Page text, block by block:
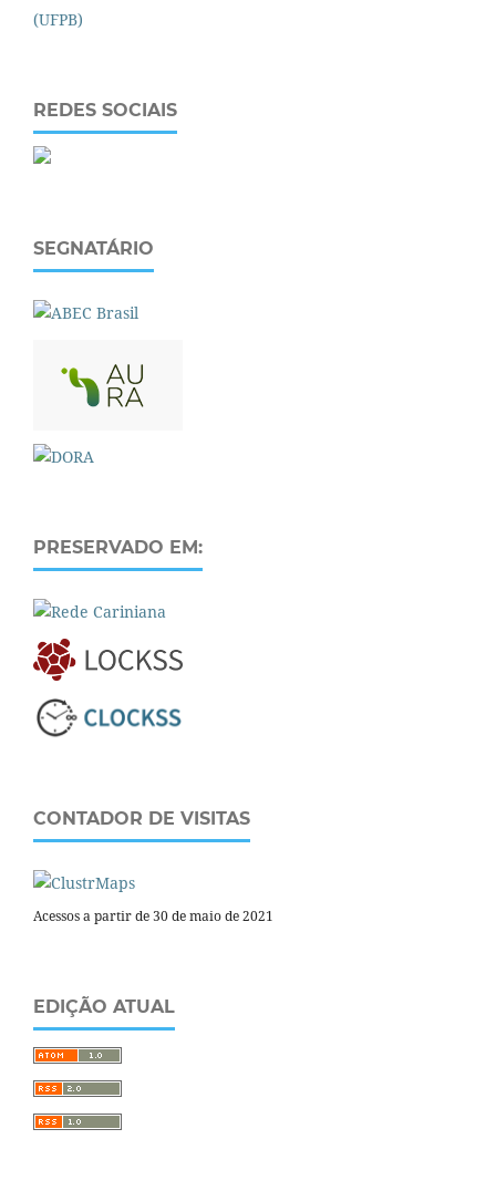
REDES SOCIAIS
SEGNATÁRIO
PRESERVADO EM:
CONTADOR DE VISITAS
Acessos a partir de 30 de maio de 2021
EDIÇÃO ATUAL